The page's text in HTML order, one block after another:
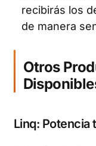
recibirás los
de manera
Otros
Linq: Potencia